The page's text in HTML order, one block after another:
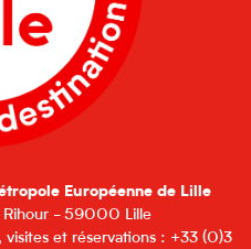
Européenne de Lille
Rihour - 59000 Lille
et réservations : +33 (0)3